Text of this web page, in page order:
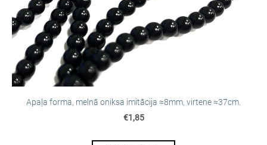
Apaļa forma, melnā oniksa imitācija ≈8mm, virtene ≈37cm.
€1,85